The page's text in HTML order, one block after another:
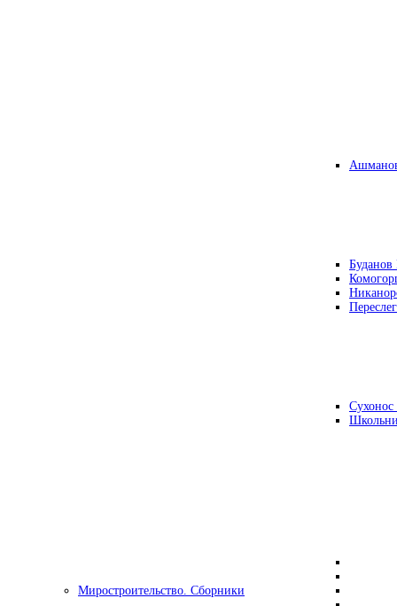
Буданов
Миростроительство. Сборники